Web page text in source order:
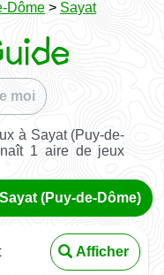
Dôme > Sayat
moi
à Sayat (Puy-de-
1 aire de jeux
(Puy-de-Dôme)
Afficher